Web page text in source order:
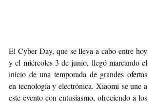
El Cyber Day, que se lleva a cabo entre hoy
y el miércoles 3 de junio, llegó marcando el
inicio de una temporada de grandes ofertas
en tecnología y electrónica. Xiaomi se une a
este evento con entusiasmo, ofreciendo a los